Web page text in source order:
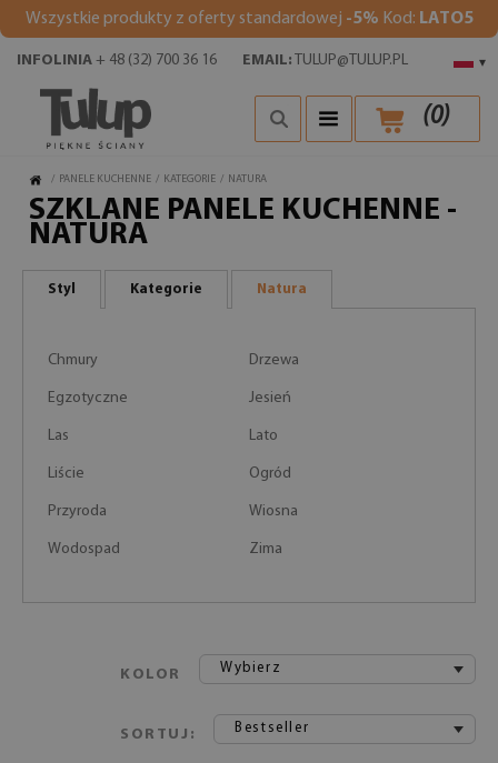
Wszystkie produkty z oferty standardowej -5% Kod: LATO5
▾
INFOLINIA + 48 (32) 700 36 16 EMAIL: TULUP@TULUP.PL
(0)
/ PANELE KUCHENNE / KATEGORIE / NATURA
SZKLANE PANELE KUCHENNE -
NATURA
Styl Kategorie Natura
Chmury Drzewa
Egzotyczne Jesień
Las Lato
Liście Ogród
Przyroda Wiosna
Wodospad Zima
KOLOR Wybierz
SORTUJ: Bestseller